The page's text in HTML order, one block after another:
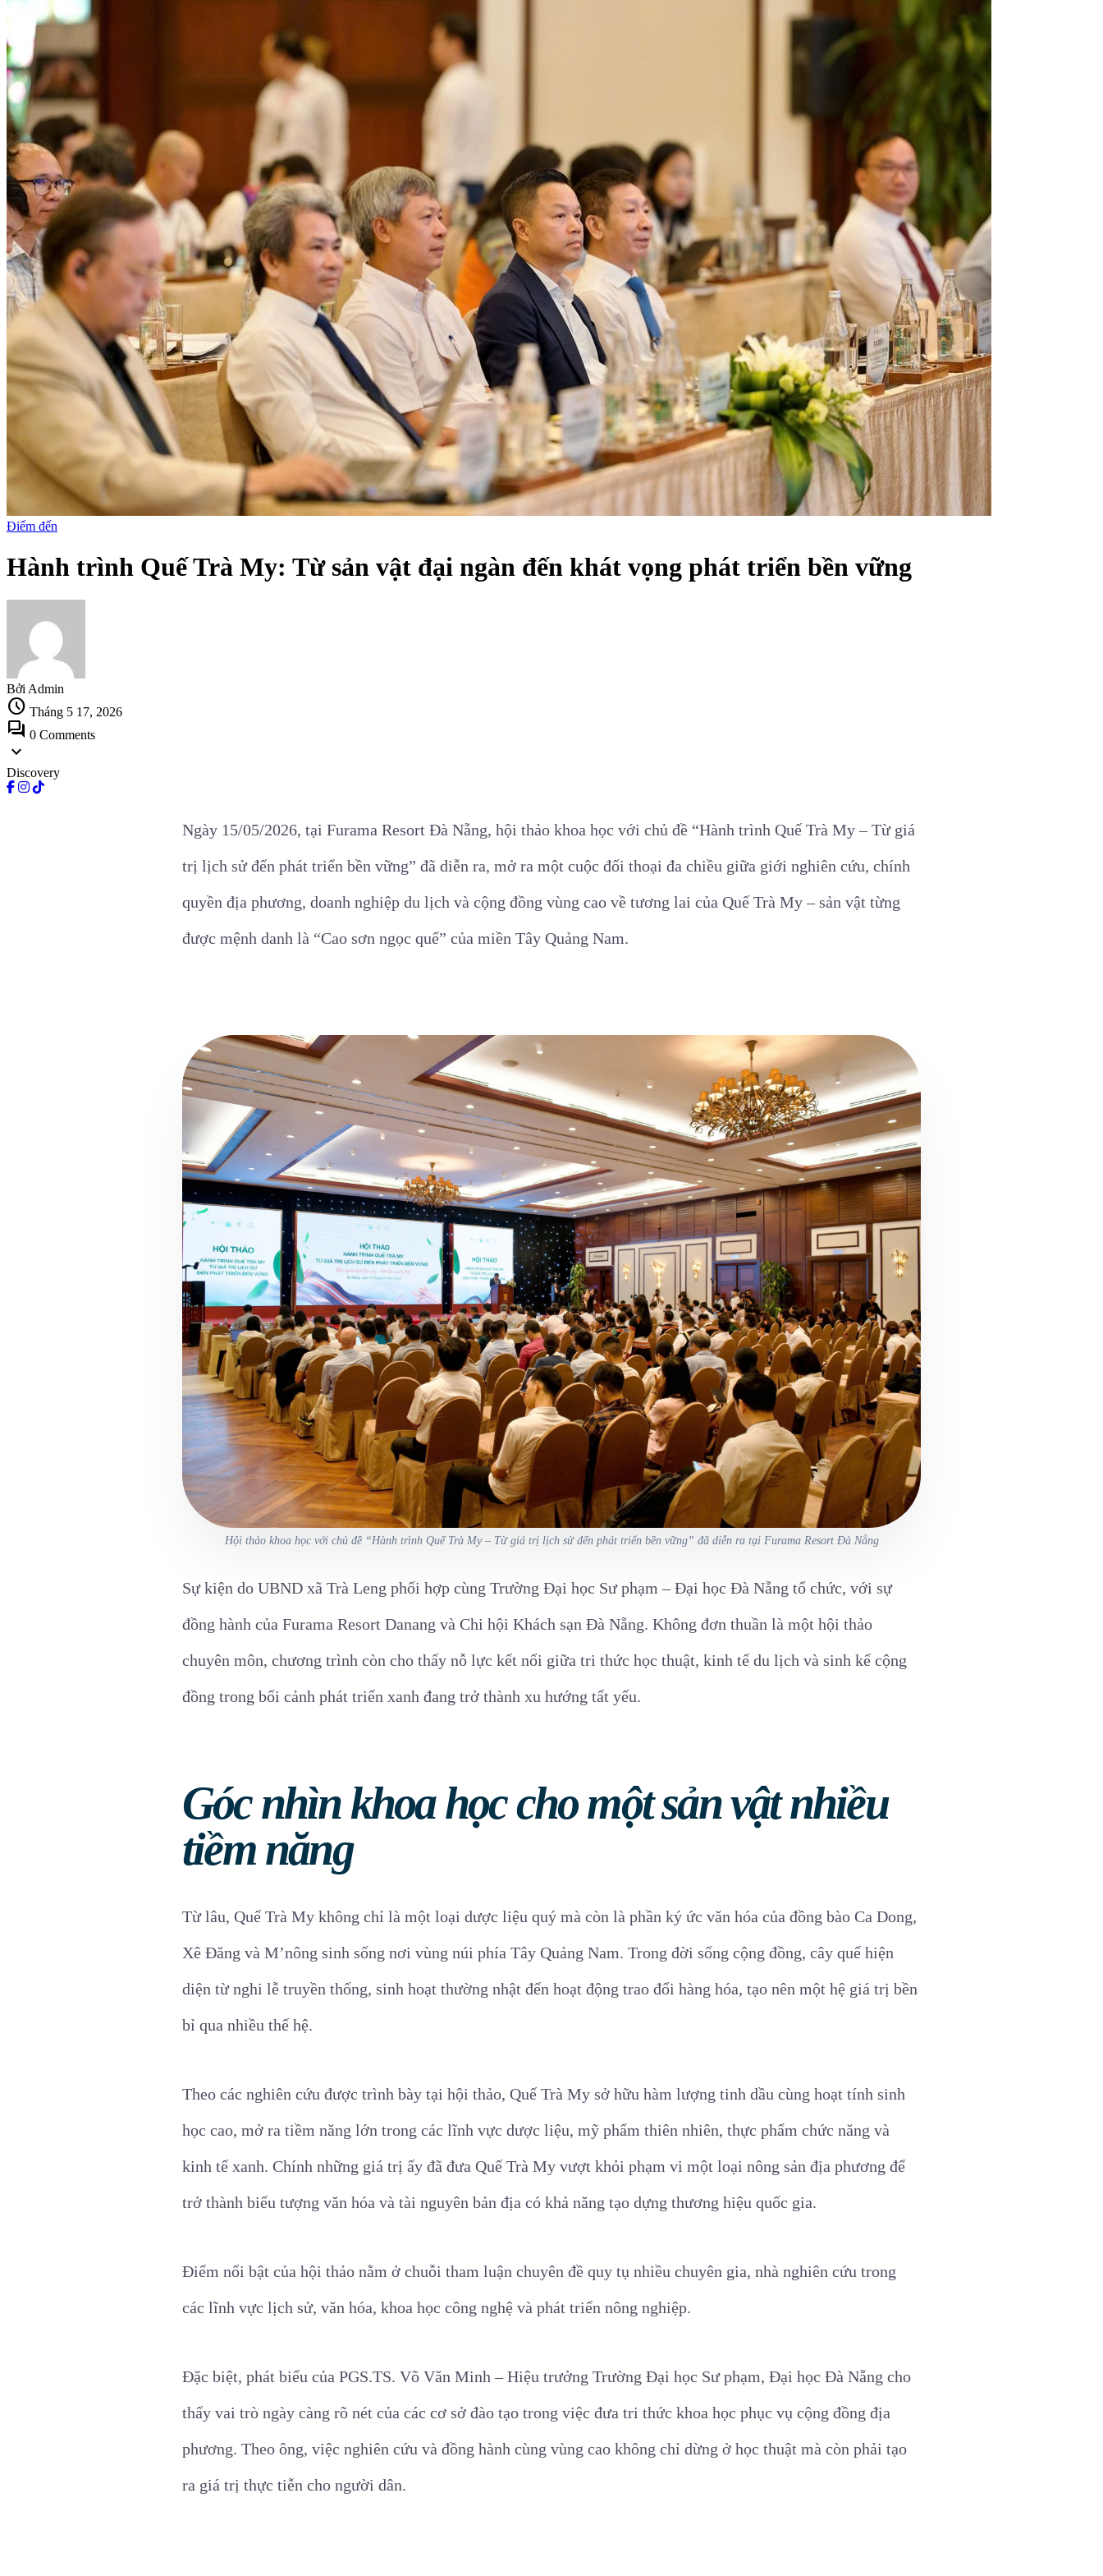
Điểm đến
Hành trình Quế Trà My: Từ sản vật đại ngàn đến khát vọng phát triển bền vững
Bởi Admin
schedule Tháng 5 17, 2026
forum 0 Comments
expand_more
Discovery
Ngày 15/05/2026, tại Furama Resort Đà Nẵng, hội thảo khoa học với chủ đề “Hành trình Quế Trà My – Từ giá
trị lịch sử đến phát triển bền vững” đã diễn ra, mở ra một cuộc đối thoại đa chiều giữa giới nghiên cứu, chính
quyền địa phương, doanh nghiệp du lịch và cộng đồng vùng cao về tương lai của Quế Trà My – sản vật từng
được mệnh danh là “Cao sơn ngọc quế” của miền Tây Quảng Nam.
Hội thảo khoa học với chủ đề “Hành trình Quế Trà My – Từ giá trị lịch sử đến phát triển bền vững” đã diễn ra tại Furama Resort Đà Nẵng
Sự kiện do UBND xã Trà Leng phối hợp cùng Trường Đại học Sư phạm – Đại học Đà Nẵng tổ chức, với sự
đồng hành của Furama Resort Danang và Chi hội Khách sạn Đà Nẵng. Không đơn thuần là một hội thảo
chuyên môn, chương trình còn cho thấy nỗ lực kết nối giữa tri thức học thuật, kinh tế du lịch và sinh kế cộng
đồng trong bối cảnh phát triển xanh đang trở thành xu hướng tất yếu.
Góc nhìn khoa học cho một sản vật nhiều
tiềm năng
Từ lâu, Quế Trà My không chỉ là một loại dược liệu quý mà còn là phần ký ức văn hóa của đồng bào Ca Dong,
Xê Đăng và M’nông sinh sống nơi vùng núi phía Tây Quảng Nam. Trong đời sống cộng đồng, cây quế hiện
diện từ nghi lễ truyền thống, sinh hoạt thường nhật đến hoạt động trao đổi hàng hóa, tạo nên một hệ giá trị bền
bỉ qua nhiều thế hệ.
Theo các nghiên cứu được trình bày tại hội thảo, Quế Trà My sở hữu hàm lượng tinh dầu cùng hoạt tính sinh
học cao, mở ra tiềm năng lớn trong các lĩnh vực dược liệu, mỹ phẩm thiên nhiên, thực phẩm chức năng và
kinh tế xanh. Chính những giá trị ấy đã đưa Quế Trà My vượt khỏi phạm vi một loại nông sản địa phương để
trở thành biểu tượng văn hóa và tài nguyên bản địa có khả năng tạo dựng thương hiệu quốc gia.
Điểm nổi bật của hội thảo nằm ở chuỗi tham luận chuyên đề quy tụ nhiều chuyên gia, nhà nghiên cứu trong
các lĩnh vực lịch sử, văn hóa, khoa học công nghệ và phát triển nông nghiệp.
Đặc biệt, phát biểu của PGS.TS. Võ Văn Minh – Hiệu trưởng Trường Đại học Sư phạm, Đại học Đà Nẵng cho
thấy vai trò ngày càng rõ nét của các cơ sở đào tạo trong việc đưa tri thức khoa học phục vụ cộng đồng địa
phương. Theo ông, việc nghiên cứu và đồng hành cùng vùng cao không chỉ dừng ở học thuật mà còn phải tạo
ra giá trị thực tiễn cho người dân.